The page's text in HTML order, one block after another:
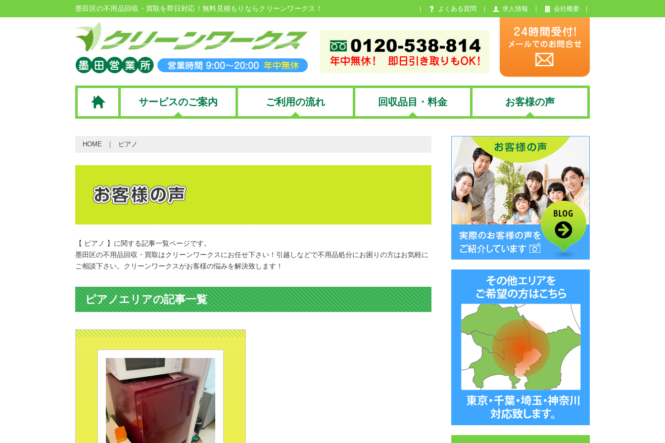
墨田区の不用品回収・買取を即日対応！無料見積もりならクリーンワークス！ よくある質問 求人情報 会社概要
サービスのご案内 ご利用の流れ 回収品目・料金 お客様の声
HOME ピアノ
【 ピアノ 】に関する記事一覧ページです。
墨田区の不用品回収・買取はクリーンワークスにお任せ下さい！引越しなどで不用品処分にお困りの方はお気軽に
ご相談下さい。クリーンワークスがお客様の悩みを解決致します！
ピアノエリアの記事一覧